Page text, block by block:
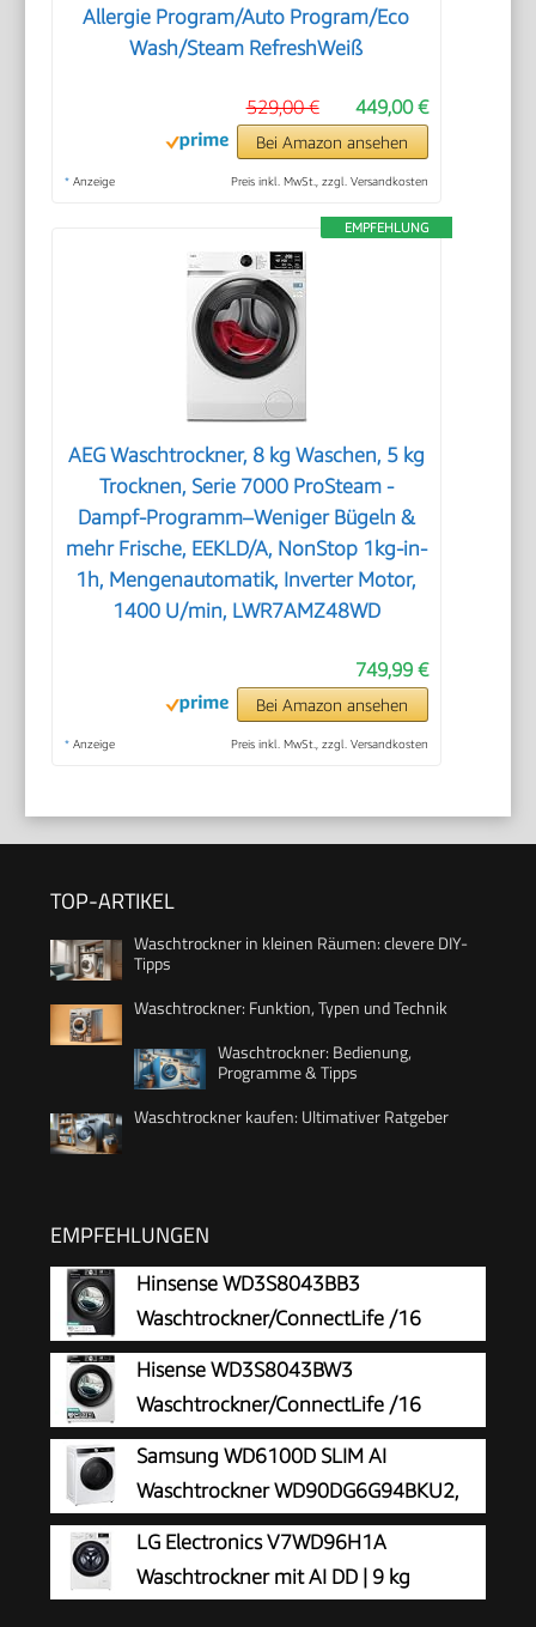
Allergie Program/Auto Program/Eco
Wash/Steam RefreshWeiß
449,00 €
529,00 €
Bei Amazon ansehen
* Anzeige Preis inkl. MwSt., zzgl. Versandkosten
EMPFEHLUNG
AEG Waschtrockner, 8 kg Waschen, 5 kg
Trocknen, Serie 7000 ProSteam -
Dampf-Programm–Weniger Bügeln &
mehr Frische, EEKLD/A, NonStop 1kg-in-
1h, Mengenautomatik, Inverter Motor,
1400 U/min, LWR7AMZ48WD
749,99 €
Bei Amazon ansehen
* Anzeige Preis inkl. MwSt., zzgl. Versandkosten
TOP-ARTIKEL
Waschtrockner in kleinen Räumen: clevere DIY-
Tipps
Waschtrockner: Funktion, Typen und Technik
Waschtrockner: Bedienung,
Programme & Tipps
Waschtrockner kaufen: Ultimativer Ratgeber
EMPFEHLUNGEN
Hinsense WD3S8043BB3
Waschtrockner/ConnectLife /16
Programme /8 KG, 54 Liter /1400
U/min/Dampffunktion/JetWash/Anti-Allergie
Program/Auto Program/Eco Wash/Steam
Refresh/Schwarz
Hisense WD3S8043BW3
Waschtrockner/ConnectLife /16
Programme /8 KG, 54 Liter /1400
U/min/Dampffunktion/JetWash/Anti-Allergie
Program/Auto Program/Eco Wash/Steam
RefreshWeiß
Samsung WD6100D SLIM AI
Waschtrockner WD90DG6G94BKU2,
9+5 kg, Extra sparsam, EEK: E/A
(-10%), Nur 48 cm tief, Waschmaschine +
Trockner in einem, AI Wash, Ecobubble,
LG Electronics V7WD96H1A
Waschtrockner mit AI DD | 9 kg